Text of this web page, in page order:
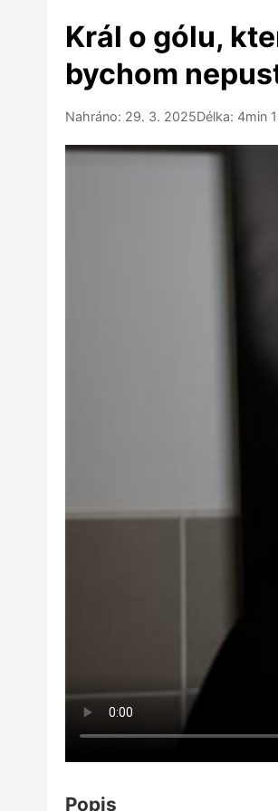
Král o gólu,
bychom
Nahráno: 29. 3. 2025Délka: 4min
Popis